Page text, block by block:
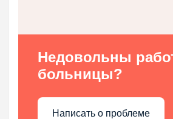
Недовольны
больницы?
Написать о проблеме